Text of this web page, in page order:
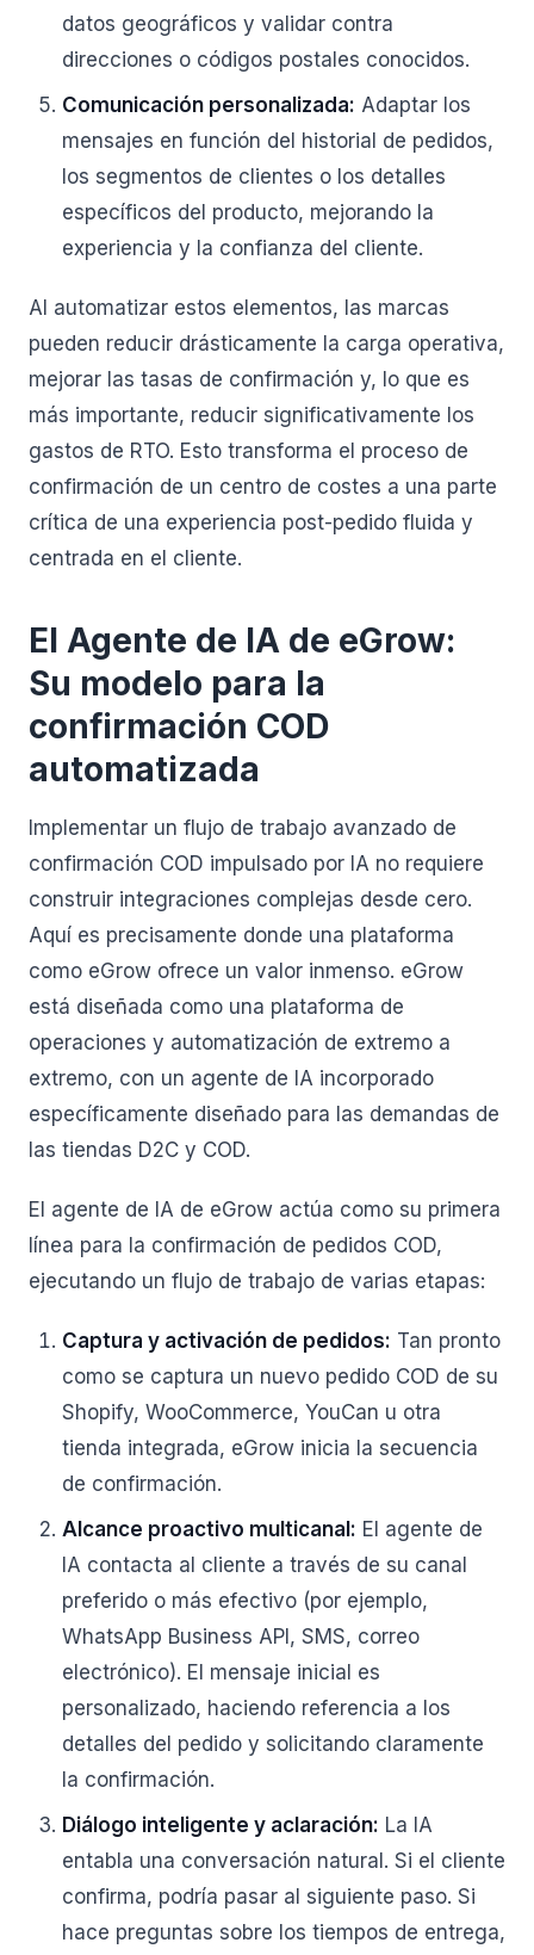
datos geográficos y validar contra
direcciones o códigos postales conocidos.
Comunicación personalizada: Adaptar los
mensajes en función del historial de pedidos,
los segmentos de clientes o los detalles
específicos del producto, mejorando la
experiencia y la confianza del cliente.
Al automatizar estos elementos, las marcas
pueden reducir drásticamente la carga operativa,
mejorar las tasas de confirmación y, lo que es
más importante, reducir significativamente los
gastos de RTO. Esto transforma el proceso de
confirmación de un centro de costes a una parte
crítica de una experiencia post-pedido fluida y
centrada en el cliente.
El Agente de IA de eGrow:
Su modelo para la
confirmación COD
automatizada
Implementar un flujo de trabajo avanzado de
confirmación COD impulsado por IA no requiere
construir integraciones complejas desde cero.
Aquí es precisamente donde una plataforma
como eGrow ofrece un valor inmenso. eGrow
está diseñada como una plataforma de
operaciones y automatización de extremo a
extremo, con un agente de IA incorporado
específicamente diseñado para las demandas de
las tiendas D2C y COD.
El agente de IA de eGrow actúa como su primera
línea para la confirmación de pedidos COD,
ejecutando un flujo de trabajo de varias etapas:
Captura y activación de pedidos: Tan pronto
como se captura un nuevo pedido COD de su
Shopify, WooCommerce, YouCan u otra
tienda integrada, eGrow inicia la secuencia
de confirmación.
Alcance proactivo multicanal: El agente de
IA contacta al cliente a través de su canal
preferido o más efectivo (por ejemplo,
WhatsApp Business API, SMS, correo
electrónico). El mensaje inicial es
personalizado, haciendo referencia a los
detalles del pedido y solicitando claramente
la confirmación.
Diálogo inteligente y aclaración: La IA
entabla una conversación natural. Si el cliente
confirma, podría pasar al siguiente paso. Si
hace preguntas sobre los tiempos de entrega,